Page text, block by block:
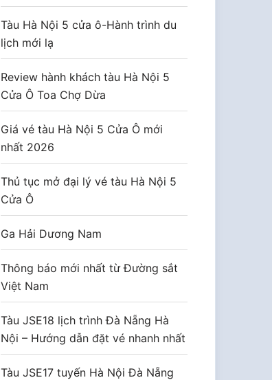
Tàu Hà Nội 5 cửa ô-Hành trình du
lịch mới lạ
Review hành khách tàu Hà Nội 5
Cửa Ô Toa Chợ Dừa
Giá vé tàu Hà Nội 5 Cửa Ô mới
nhất 2026
Thủ tục mở đại lý vé tàu Hà Nội 5
Cửa Ô
Ga Hải Dương Nam
Thông báo mới nhất từ Đường sắt
Việt Nam
Tàu JSE18 lịch trình Đà Nẵng Hà
Nội – Hướng dẫn đặt vé nhanh nhất
Tàu JSE17 tuyến Hà Nội Đà Nẵng